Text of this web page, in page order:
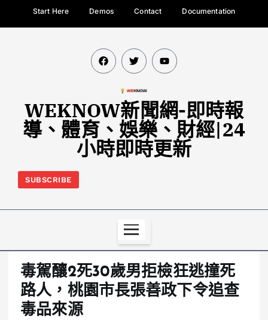
Start Here Demos Contact Documentation
WEKNOW新聞網-即時報
導、體育、娛樂、財經|24
小時即時更新
SUBSCRIBE
毒駕釀2死30歲男拒檢狂逃撞死
路人，桃園市長張善政下令追查
毒品來源